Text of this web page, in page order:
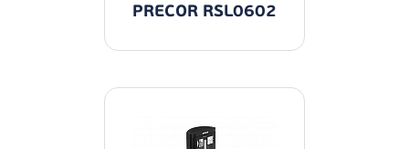
PRECOR RSL0602